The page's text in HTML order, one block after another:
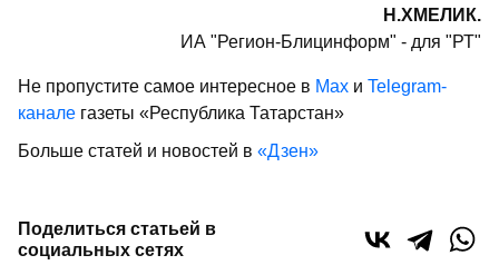
Н.ХМЕЛИК.
ИА "Регион-Блицинформ" - для "РТ"
Не пропустите самое интересное в Max и Telegram-
канале газеты «Республика Татарстан»
Больше статей и новостей в «Дзен»
Поделиться статьей в
социальных сетях